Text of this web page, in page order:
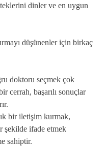
dinler ve en uygun
düşünenler için birkaç
doktoru seçmek çok
cerrah, başarılı sonuçlar
bir iletişim kurmak,
şekilde ifade etmek
sahiptir.